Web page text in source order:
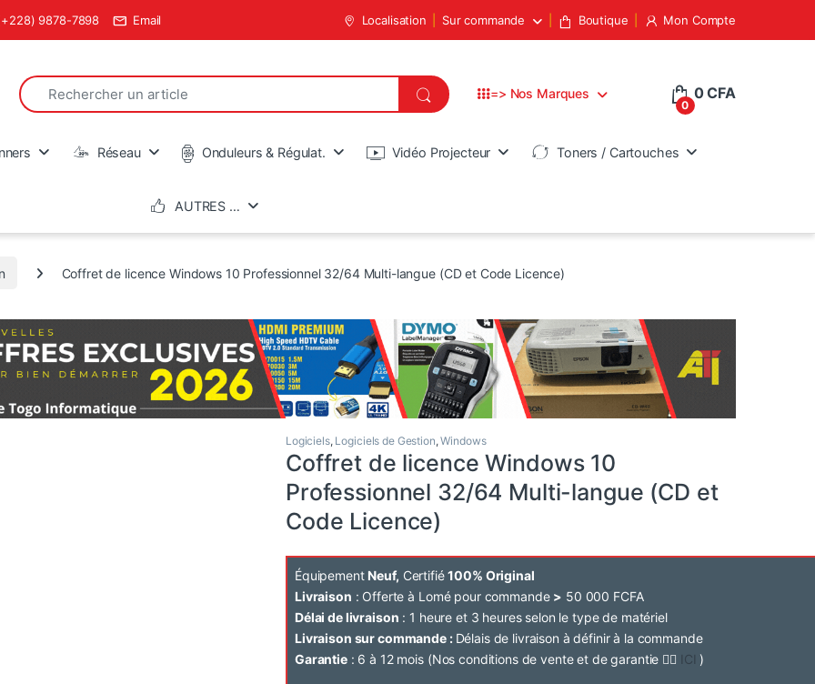
9878-7898 Email Localisation Sur commande Boutique Mon Compte
Search for:
=> Nos Marques
0
0CFA
Réseau Onduleurs & Régulat. Vidéo Projecteur Toners / Cartouches
AUTRES …
Coffret de licence Windows 10 Professionnel 32/64 Multi-langue (CD et Code Licence)
Logiciels, Logiciels de Gestion,Windows
Coffret de licence Windows 10
Professionnel 32/64 Multi-langue (CD et
Code Licence)
Équipement Neuf, Certifié100% Original
Livraison : Offerte à Lomé pour commande > 50 000 FCFA
Délai de livraison : 1 heure et 3 heures selon le type de matériel
Livraison sur commande : Délais de livraison à définir à la commande
Garantie: 6 à 12 mois (Nos conditions de vente et de garantie 👉🏽 ICI )